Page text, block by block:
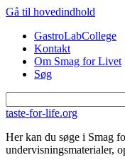
Gå til hovedindhold
GastroLabCollege
Kontakt
Om Smag for Livet
Søg
taste-for-life.org
Her kan du søge i Smag
undervisningsmaterialer,